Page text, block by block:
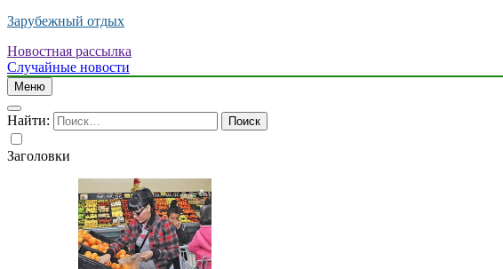
Зарубежный отдых
Новостная рассылка
Случайные новости
Меню
Найти:
Заголовки